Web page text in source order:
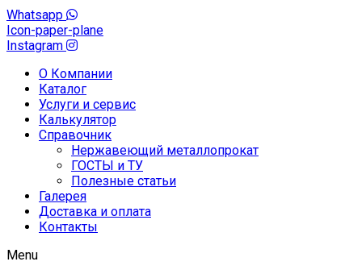
Whatsapp
Icon-paper-plane
Instagram
О Компании
Каталог
Услуги и сервис
Калькулятор
Справочник
Нержавеющий металлопрокат
ГОСТЫ и ТУ
Полезные статьи
Галерея
Доставка и оплата
Контакты
Menu